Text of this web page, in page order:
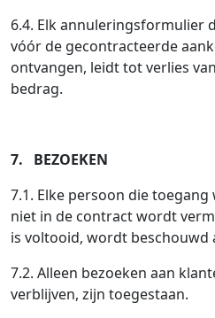
6.4. Elk annuleringsformulier
vóór de gecontracteerde
ontvangen, leidt tot verlies
bedrag.
7. BEZOEKEN
7.1. Elke persoon die
niet in de contract wordt
is voltooid, wordt beschouwd
7.2. Alleen bezoeken aan
verblijven, zijn toegestaan.